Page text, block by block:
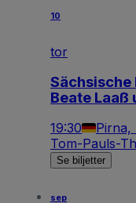
10
tor
Sächsische
Beate Laaß
19:30 Pirna,
Tom-Pauls-
Se biljetter
sep